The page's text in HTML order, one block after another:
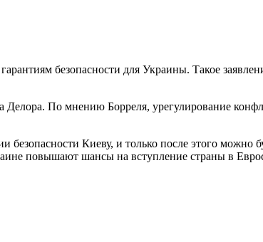
безопасности для Украины. Такое
По мнению Борреля, урегулирование
безопасности Киеву, и только после этого
повышают шансы на вступление страны в